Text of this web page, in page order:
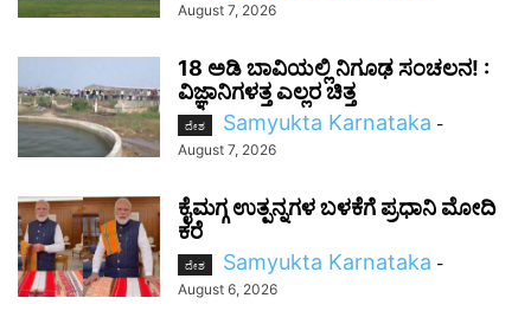
August 7, 2026
18 ಅಡಿ ಬಾವಿಯಲ್ಲಿ ನಿಗೂಢ ಸಂಚಲನ! :
ವಿಜ್ಞಾನಿಗಳತ್ತ ಎಲ್ಲರ ಚಿತ್ತ
ದೇಶ Samyukta Karnataka -
August 7, 2026
ಕೈಮಗ್ಗ ಉತ್ಪನ್ನಗಳ ಬಳಕೆಗೆ ಪ್ರಧಾನಿ ಮೋದಿ
ಕರೆ
ದೇಶ Samyukta Karnataka -
August 6, 2026